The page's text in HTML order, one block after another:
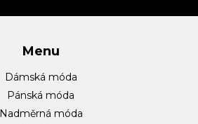
Menu
Dámská móda
Pánská móda
Nadměrná móda